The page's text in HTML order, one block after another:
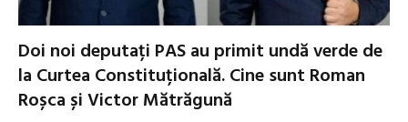
Doi noi deputați PAS au primit undă verde de
la Curtea Constituțională. Cine sunt Roman
Roșca și Victor Mătrăgună